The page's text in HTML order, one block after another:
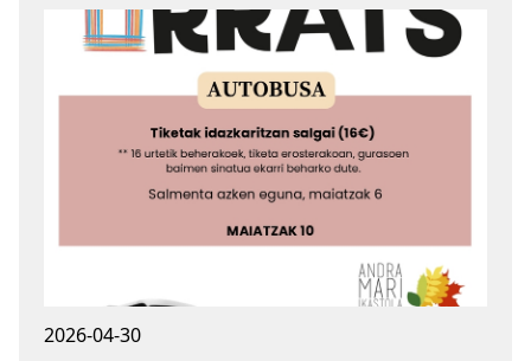
2026-04-30